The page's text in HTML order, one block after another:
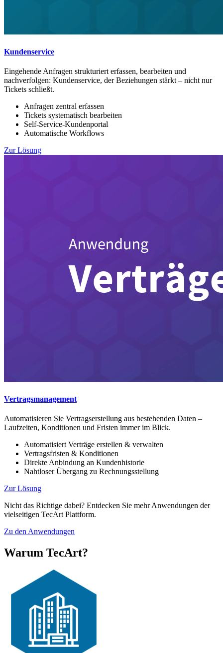
Kundenservice
Eingehende Anfragen strukturiert erfassen, bearbeiten und
nachverfolgen: Kundenservice, der Beziehungen stärkt – nicht nur
Tickets schließt.
Anfragen zentral erfassen
Tickets systematisch bearbeiten
Self-Service-Kundenportal
Automatische Workflows
Zur Lösung
Vertragsmanagement
Automatisieren Sie Vertragserstellung aus bestehenden Daten –
Laufzeiten, Konditionen und Fristen immer im Blick.
Automatisiert Verträge erstellen & verwalten
Vertragsfristen & Konditionen
Direkte Anbindung an Kundenhistorie
Nahtloser Übergang zu Rechnungsstellung
Zur Lösung
Nicht das Richtige dabei? Entdecken Sie mehr Anwendungen der
vielseitigen TecArt Plattform.
Zu den Anwendungen
Warum TecArt?